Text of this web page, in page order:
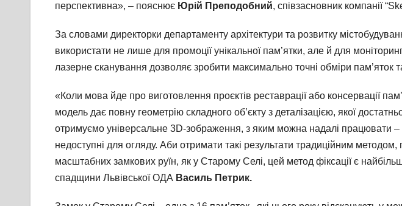
перспективна», – пояснює Юрій Преподобний, співзасновник компанії
За словами директорки департаменту архітектури та розвитку
використати не лише для промоції унікальної пам’ятки, але й для
лазерне сканування дозволяє зробити максимально точні обміри пам’яток
«Коли мова йде про виготовлення проєктів реставрації або консервації
модель дає повну геометрію складного об’єкту з деталізацією, якої
отримуємо універсальне 3D-зображення, з яким можна надалі працювати
недоступні для огляду. Аби отримати такі результати традиційним
масштабних замкових руїн, як у Старому Селі, цей метод фіксації є
спадщини Львівської ОДА Василь Петрик.